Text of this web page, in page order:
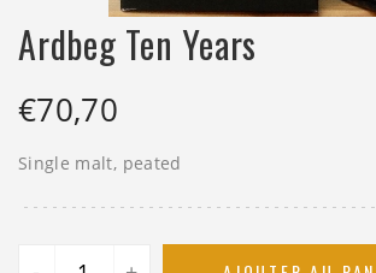
Ardbeg Ten Years
€70,70
Single malt, peated